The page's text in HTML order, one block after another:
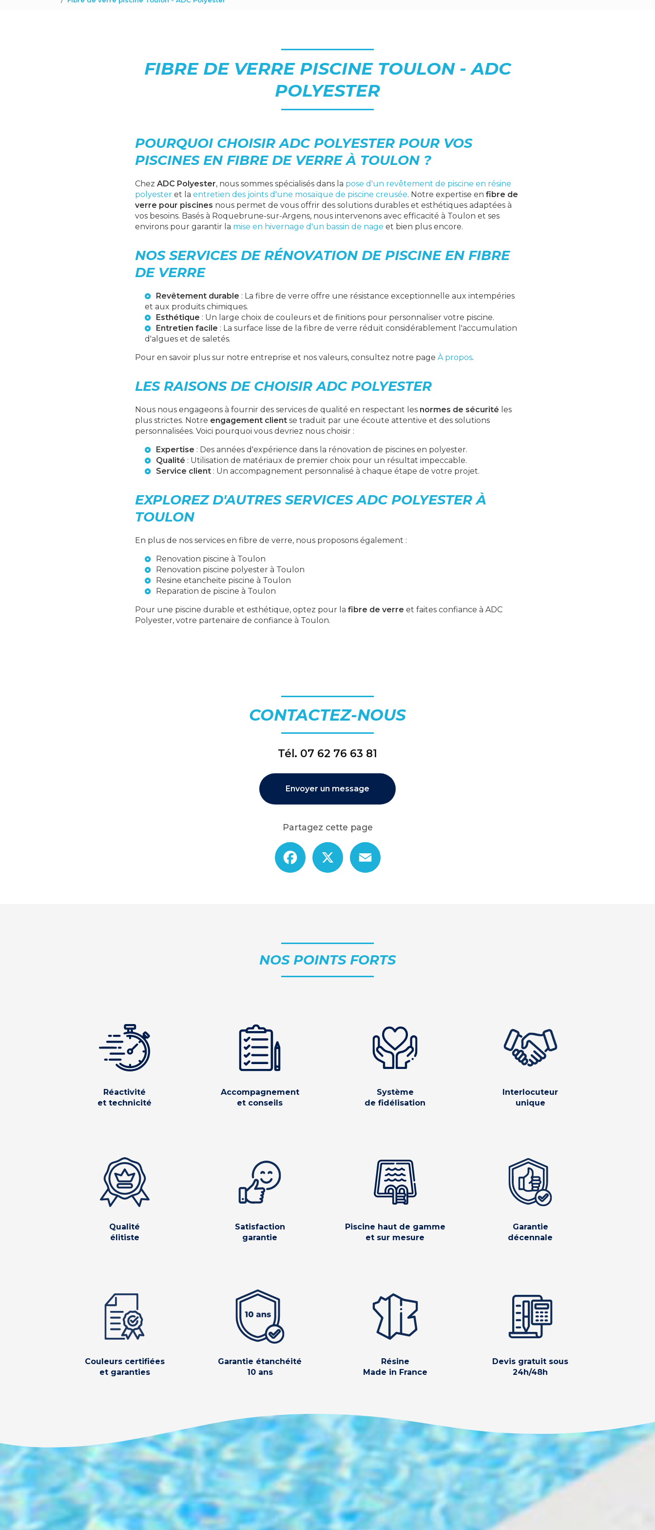
FIBRE DE VERRE PISCINE TOULON - ADC
POLYESTER
POURQUOI CHOISIR ADC POLYESTER POUR VOS
PISCINES EN FIBRE DE VERRE À TOULON ?
Chez ADC Polyester, nous sommes spécialisés dans la pose d'un revêtement de piscine en résine
polyester et la entretien des joints d'une mosaïque de piscine creusée. Notre expertise en fibre de
verre pour piscines nous permet de vous offrir des solutions durables et esthétiques adaptées à
vos besoins. Basés à Roquebrune-sur-Argens, nous intervenons avec efficacité à Toulon et ses
environs pour garantir la mise en hivernage d'un bassin de nage et bien plus encore.
NOS SERVICES DE RÉNOVATION DE PISCINE EN FIBRE
DE VERRE
Revêtement durable : La fibre de verre offre une résistance exceptionnelle aux intempéries
et aux produits chimiques.
Esthétique : Un large choix de couleurs et de finitions pour personnaliser votre piscine.
Entretien facile : La surface lisse de la fibre de verre réduit considérablement l'accumulation
d'algues et de saletés.
Pour en savoir plus sur notre entreprise et nos valeurs, consultez notre page À propos.
LES RAISONS DE CHOISIR ADC POLYESTER
Nous nous engageons à fournir des services de qualité en respectant les normes de sécurité les
plus strictes. Notre engagement client se traduit par une écoute attentive et des solutions
personnalisées. Voici pourquoi vous devriez nous choisir :
Expertise : Des années d'expérience dans la rénovation de piscines en polyester.
Qualité : Utilisation de matériaux de premier choix pour un résultat impeccable.
Service client : Un accompagnement personnalisé à chaque étape de votre projet.
EXPLOREZ D'AUTRES SERVICES ADC POLYESTER À
TOULON
En plus de nos services en fibre de verre, nous proposons également :
Renovation piscine à Toulon
Renovation piscine polyester à Toulon
Resine etancheite piscine à Toulon
Reparation de piscine à Toulon
Pour une piscine durable et esthétique, optez pour la fibre de verre et faites confiance à ADC
Polyester, votre partenaire de confiance à Toulon.
CONTACTEZ-NOUS
Tél. 07 62 76 63 81
Envoyer un message
Partagez cette page
Facebook
NOS POINTS FORTS
Réactivité
et technicité
Accompagnement
et conseils
Système
de fidélisation
Interlocuteur
unique
Qualité
élitiste
Satisfaction
garantie
Piscine haut de gamme
et sur mesure
Garantie
décennale
Couleurs certifiées
et garanties
Garantie étanchéité
10 ans
Résine
Made in France
Devis gratuit sous
24h/48h